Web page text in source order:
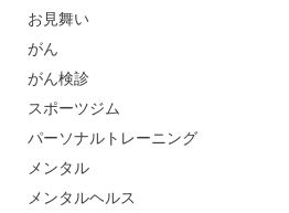
お見舞い
がん
がん検診
スポーツジム
パーソナルトレーニング
メンタル
メンタルヘルス